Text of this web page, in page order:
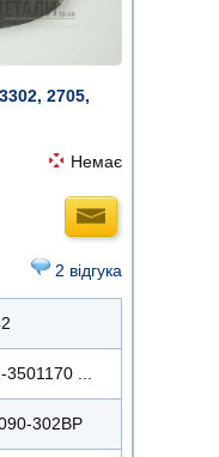
2705,
Немає
2 відгука
...
302BP